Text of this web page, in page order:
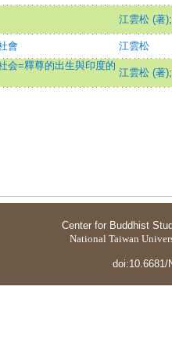
江雲松 (著)
會
江雲松
会=釋尊的出生與印度的
江雲松 (著)
Center for Buddhist
National Taiwan
doi:10.6681/